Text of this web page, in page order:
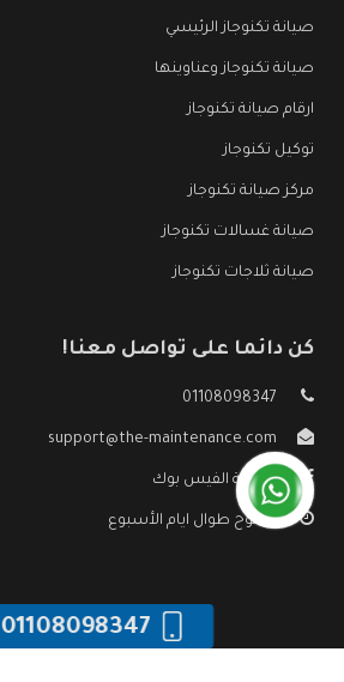
صيانة تكنوجاز الرئيسي
صيانة تكنوجاز وعناوينها
ارقام صيانة تكنوجاز
توكيل تكنوجاز
مركز صيانة تكنوجاز
صيانة غسالات تكنوجاز
صيانة ثلاجات تكنوجاز
كن دائما على تواصل معنا!
01108098347
support@the-maintenance.com
صفحة الفيس بوك
مفتوح طوال ايام الأسبوع
01108098347